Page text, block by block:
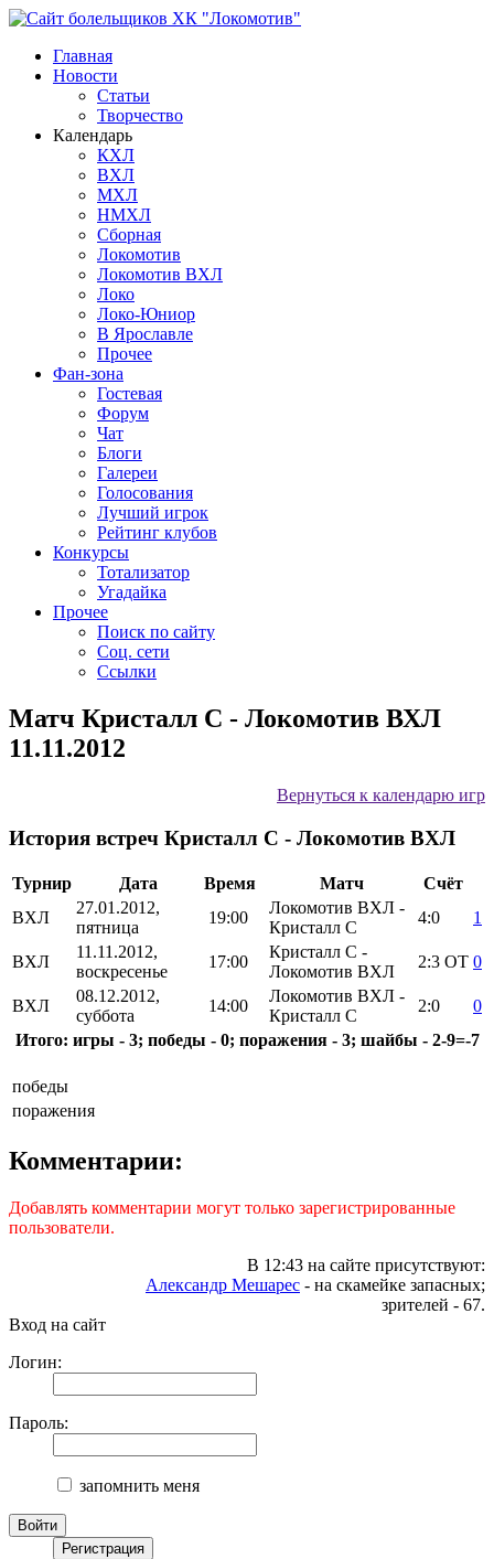
Главная
Новости
Статьи
Творчество
Календарь
КХЛ
ВХЛ
МХЛ
НМХЛ
Сборная
Локомотив
Локомотив ВХЛ
Локо
Локо-Юниор
В Ярославле
Прочее
Фан-зона
Гостевая
Форум
Чат
Блоги
Галереи
Голосования
Лучший игрок
Рейтинг клубов
Конкурсы
Тотализатор
Угадайка
Прочее
Поиск по сайту
Соц. сети
Ссылки
Матч Кристалл С - Локомотив ВХЛ
11.11.2012
Вернуться к календарю игр
История встреч Кристалл С - Локомотив ВХЛ
Турнир Дата Время Матч
Счёт
ВХЛ
27.01.2012,
пятница
19:00
Локомотив ВХЛ -
Кристалл С
4:0 1
ВХЛ
11.11.2012,
воскресенье
17:00
Кристалл С -
Локомотив ВХЛ
2:3 ОТ 0
ВХЛ
08.12.2012,
суббота
14:00
Локомотив ВХЛ -
Кристалл С
2:0
0
Итого: игры - 3; победы - 0; поражения - 3; шайбы - 2-9=-7
победы
поражения
Комментарии:
Добавлять комментарии могут только зарегистрированные
пользователи.
В 12:43 на сайте присутствуют:
Александр Мешарес - на скамейке запасных;
зрителей - 67.
Вход на сайт
Логин:
Пароль:
запомнить меня